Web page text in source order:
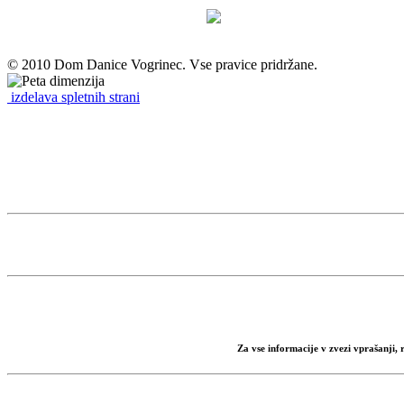
© 2010 Dom Danice Vogrinec. Vse pravice pridržane.
izdelava spletnih strani
Za vse informacije v zvezi vprašanji,